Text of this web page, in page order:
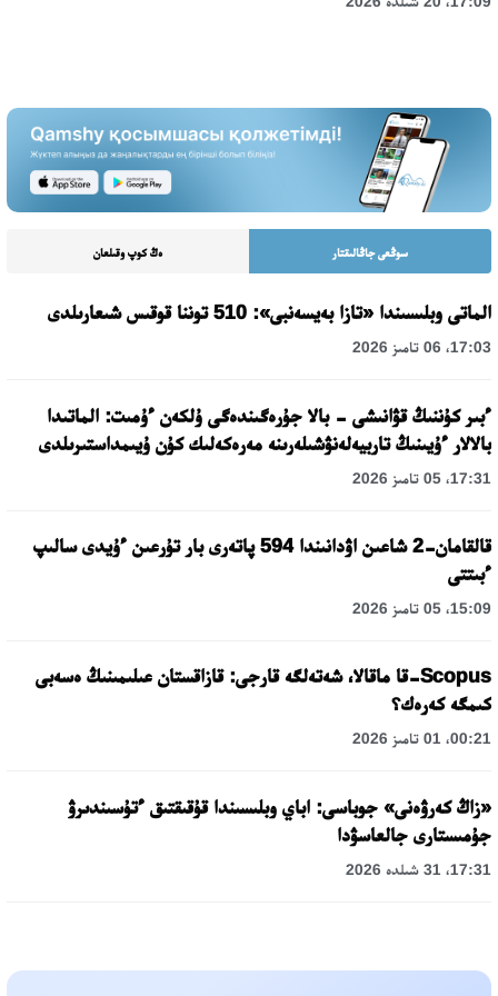
سوڭعى جاڭالىقتار ەڭ كوپ وقىلعان
الماتى وبلىسىندا «تازا بەيسەنبى»: 510 توننا قوقىس شىعارىلدى
17:03، 06 تامىز 2026
ءبىر كۇننىڭ قۋانىشى - بالا جۇرەگىندەگى ۇلكەن ءۇمىت: الماتىدا
بالالار ءۇيىنىڭ تاربيەلەنۋشىلەرىنە مەرەكەلىك كۇن ۇيىمداستىرىلدى
17:31، 05 تامىز 2026
قالقامان-2 شاعىن اۋدانىندا 594 پاتەرى بار تۇرعىن ءۇيدى سالىپ
ءبىتتى
15:09، 05 تامىز 2026
Scopus-قا ماقالا، شەتەلگە قارجى: قازاقستان عىلىمىنىڭ ەسەبى
كىمگە كەرەك؟
00:21، 01 تامىز 2026
«زاڭ كەرۋەنى» جوباسى: اباي وبلىسىندا قۇقىقتىق ءتۇسىندىرۋ
جۇمىستارى جالعاسۋدا
17:31، 31 شىلدە 2026
جوسپارلانۋدا